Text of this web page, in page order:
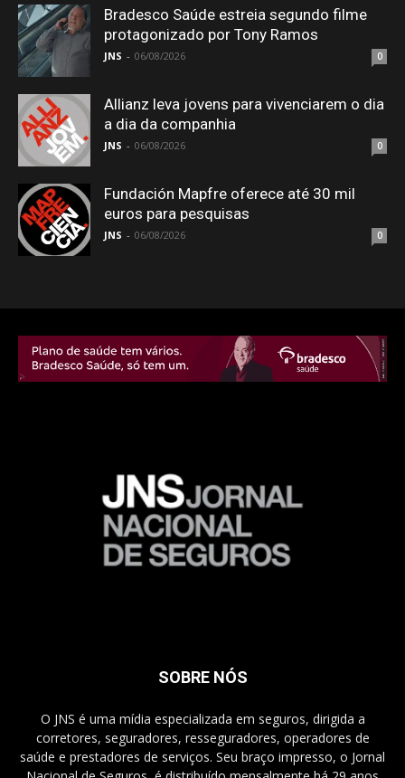
Bradesco Saúde estreia segundo filme
protagonizado por Tony Ramos
JNS - 06/08/2026 0
Allianz leva jovens para vivenciarem o dia
a dia da companhia
JNS - 06/08/2026 0
Fundación Mapfre oferece até 30 mil
euros para pesquisas
JNS - 06/08/2026 0
SOBRE NÓS
O JNS é uma mídia especializada em seguros, dirigida a
corretores, seguradores, resseguradores, operadores de
saúde e prestadores de serviços. Seu braço impresso, o Jornal